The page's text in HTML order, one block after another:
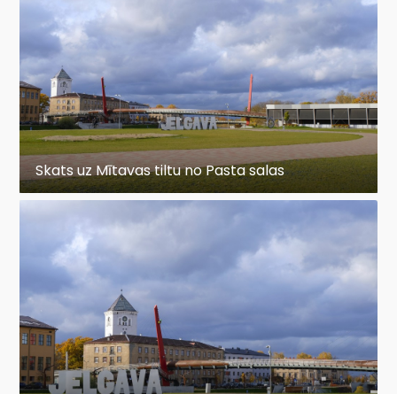
Skats uz Mītavas tiltu no Pasta salas